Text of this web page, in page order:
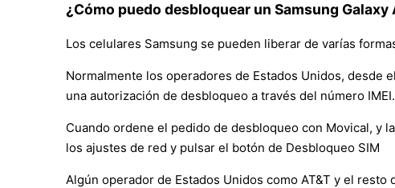
¿Cómo puedo desbloquear un Samsung
Los celulares Samsung se pueden liberar de varías
Normalmente los operadores de Estados Unidos, desde
una autorización de desbloqueo a través del número IMEI.
Cuando ordene el pedido de desbloqueo con Movical, y
los ajustes de red y pulsar el botón de Desbloqueo SIM
Algún operador de Estados Unidos como AT&T y el